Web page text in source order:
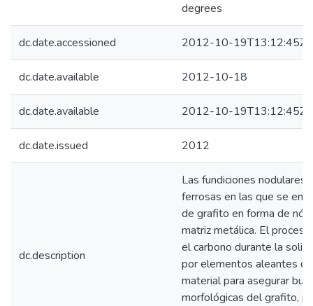
degrees
dc.date.accessioned 2012-10-19T13:12:45Z
dc.date.available 2012-10-18
dc.date.available 2012-10-19T13:12:45Z
dc.date.issued 2012
dc.description
Las fundiciones nodulares
ferrosas en las que se
de grafito en forma de
matriz metálica. El
el carbono durante la
por elementos aleantes
material para asegurar
morfológicas del grafito,